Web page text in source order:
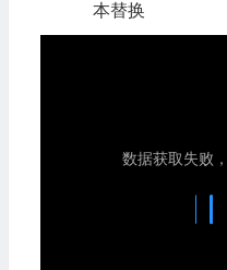
本替换